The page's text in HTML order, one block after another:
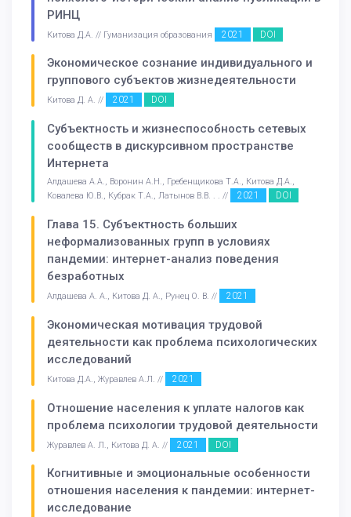
РИНЦ
Китова Д.А. // Гуманизация образования 2021 DOI
Экономическое сознание индивидуального и
группового субъектов жизнедеятельности
Китова Д. А. // 2021 DOI
Субъектность и жизнеспособность сетевых
сообществ в дискурсивном пространстве
Интернета
Алдашева А.А., Воронин А.Н., Гребенщикова Т.А., Китова Д.А.,
Ковалева Ю.В., Кубрак Т.А., Латынов В.В. . . //
2021 DOI
Глава 15. Субъектность больших
неформализованных групп в условиях
пандемии: интернет-анализ поведения
безработных
Алдашева А. А., Китова Д. А., Рунец О. В. // 2021
Экономическая мотивация трудовой
деятельности как проблема психологических
исследований
Китова Д.А., Журавлев А.Л. // 2021
Отношение населения к уплате налогов как
проблема психологии трудовой деятельности
Журавлев А. Л., Китова Д. А. // 2021 DOI
Когнитивные и эмоциональные особенности
отношения населения к пандемии: интернет-
исследование